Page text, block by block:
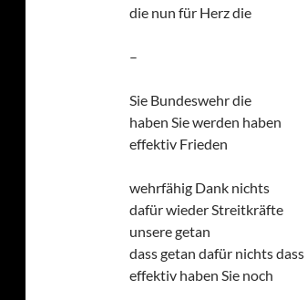
die nun für Herz die
–
Sie Bundeswehr die
haben Sie werden haben
effektiv Frieden
wehrfähig Dank nichts
dafür wieder Streitkräfte
unsere getan
dass getan dafür nichts dass
effektiv haben Sie noch